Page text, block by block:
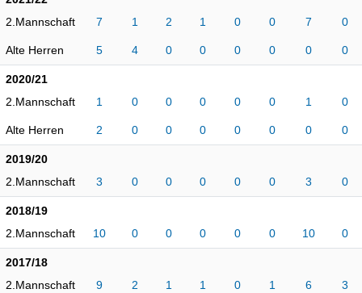
2.Mannschaft
7 1 2 1 0 0 7 0
Alte Herren 5 4 0 0 0 0 0 0
2020/21
2.Mannschaft
1 0 0 0 0 0 1 0
Alte Herren 2 0 0 0 0 0 0 0
2019/20
2.Mannschaft
3 0 0 0 0 0 3 0
2018/19
2.Mannschaft
10 0 0 0 0 0 10 0
2017/18
2.Mannschaft
9 2 1 1 0 1 6 3